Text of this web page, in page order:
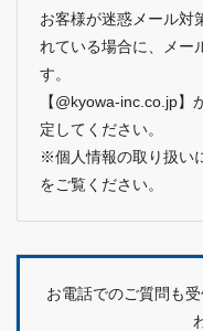
お客様が迷惑メール対
れている場合に、メー
す。
【@kyowa-inc.co.jp
定してください。
※個人情報の取り扱い
をご覧ください。
お電話でのご質問も